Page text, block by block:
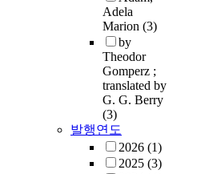
Adela
Marion (3)
by
Theodor
Gomperz ;
translated by
G. G. Berry
(3)
발행연도
2026 (1)
2025 (3)